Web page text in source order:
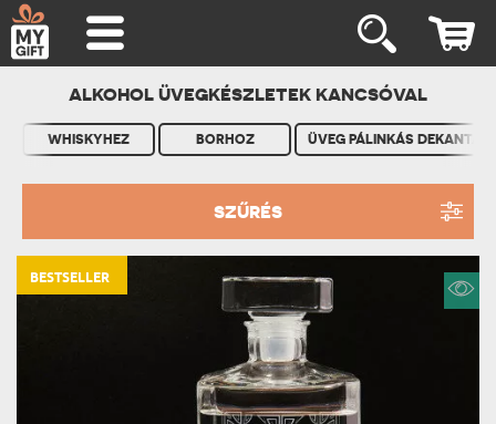
ALKOHOL ÜVEGKÉSZLETEK KANCSÓVAL
WHISKYHEZ BORHOZ ÜVEG PÁLINKÁS
SZŰRÉS
BESTSELLER